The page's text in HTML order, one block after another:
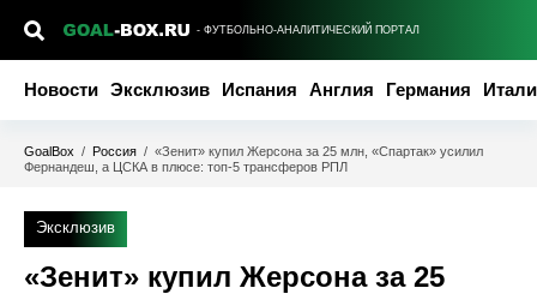
- ФУТБОЛЬНО-АНАЛИТИЧЕСКИЙ ПОРТАЛ
Новости Эксклюзив Испания Англия Германия
GoalBox / Россия / «Зенит» купил Жерсона за 25 млн, «Спартак» усилил
Фернандеш, а ЦСКА в плюсе: топ-5 трансферов РПЛ
Эксклюзив
«Зенит» купил Жерсона за 25